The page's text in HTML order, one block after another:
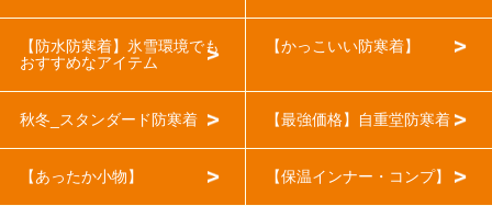
【防水防寒着】氷雪環境でも
おすすめなアイテム
【かっこいい防寒着】
秋冬_スタンダード防寒着 【最強価格】自重堂防寒着
【あったか小物】 【保温インナー・コンプ】